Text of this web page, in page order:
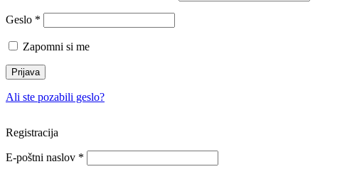
Geslo *
Zapomni si me
Prijava
Ali ste pozabili geslo?
Registracija
E-poštni naslov *